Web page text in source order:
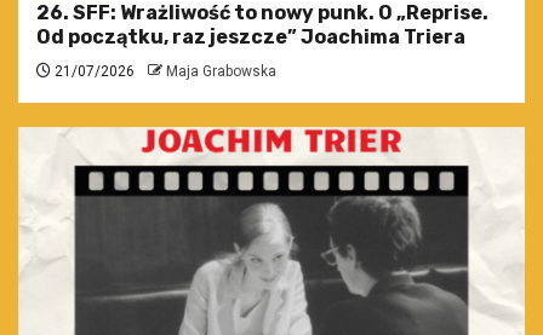
26. SFF: Wrażliwość to nowy punk. O „Reprise.
Od początku, raz jeszcze” Joachima Triera
21/07/2026 Maja Grabowska